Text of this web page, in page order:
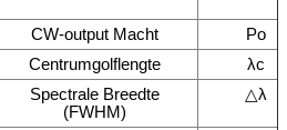
CW-output Macht
Po
Centrumgolflengte
λc
Spectrale Breedte
(FWHM)
△λ